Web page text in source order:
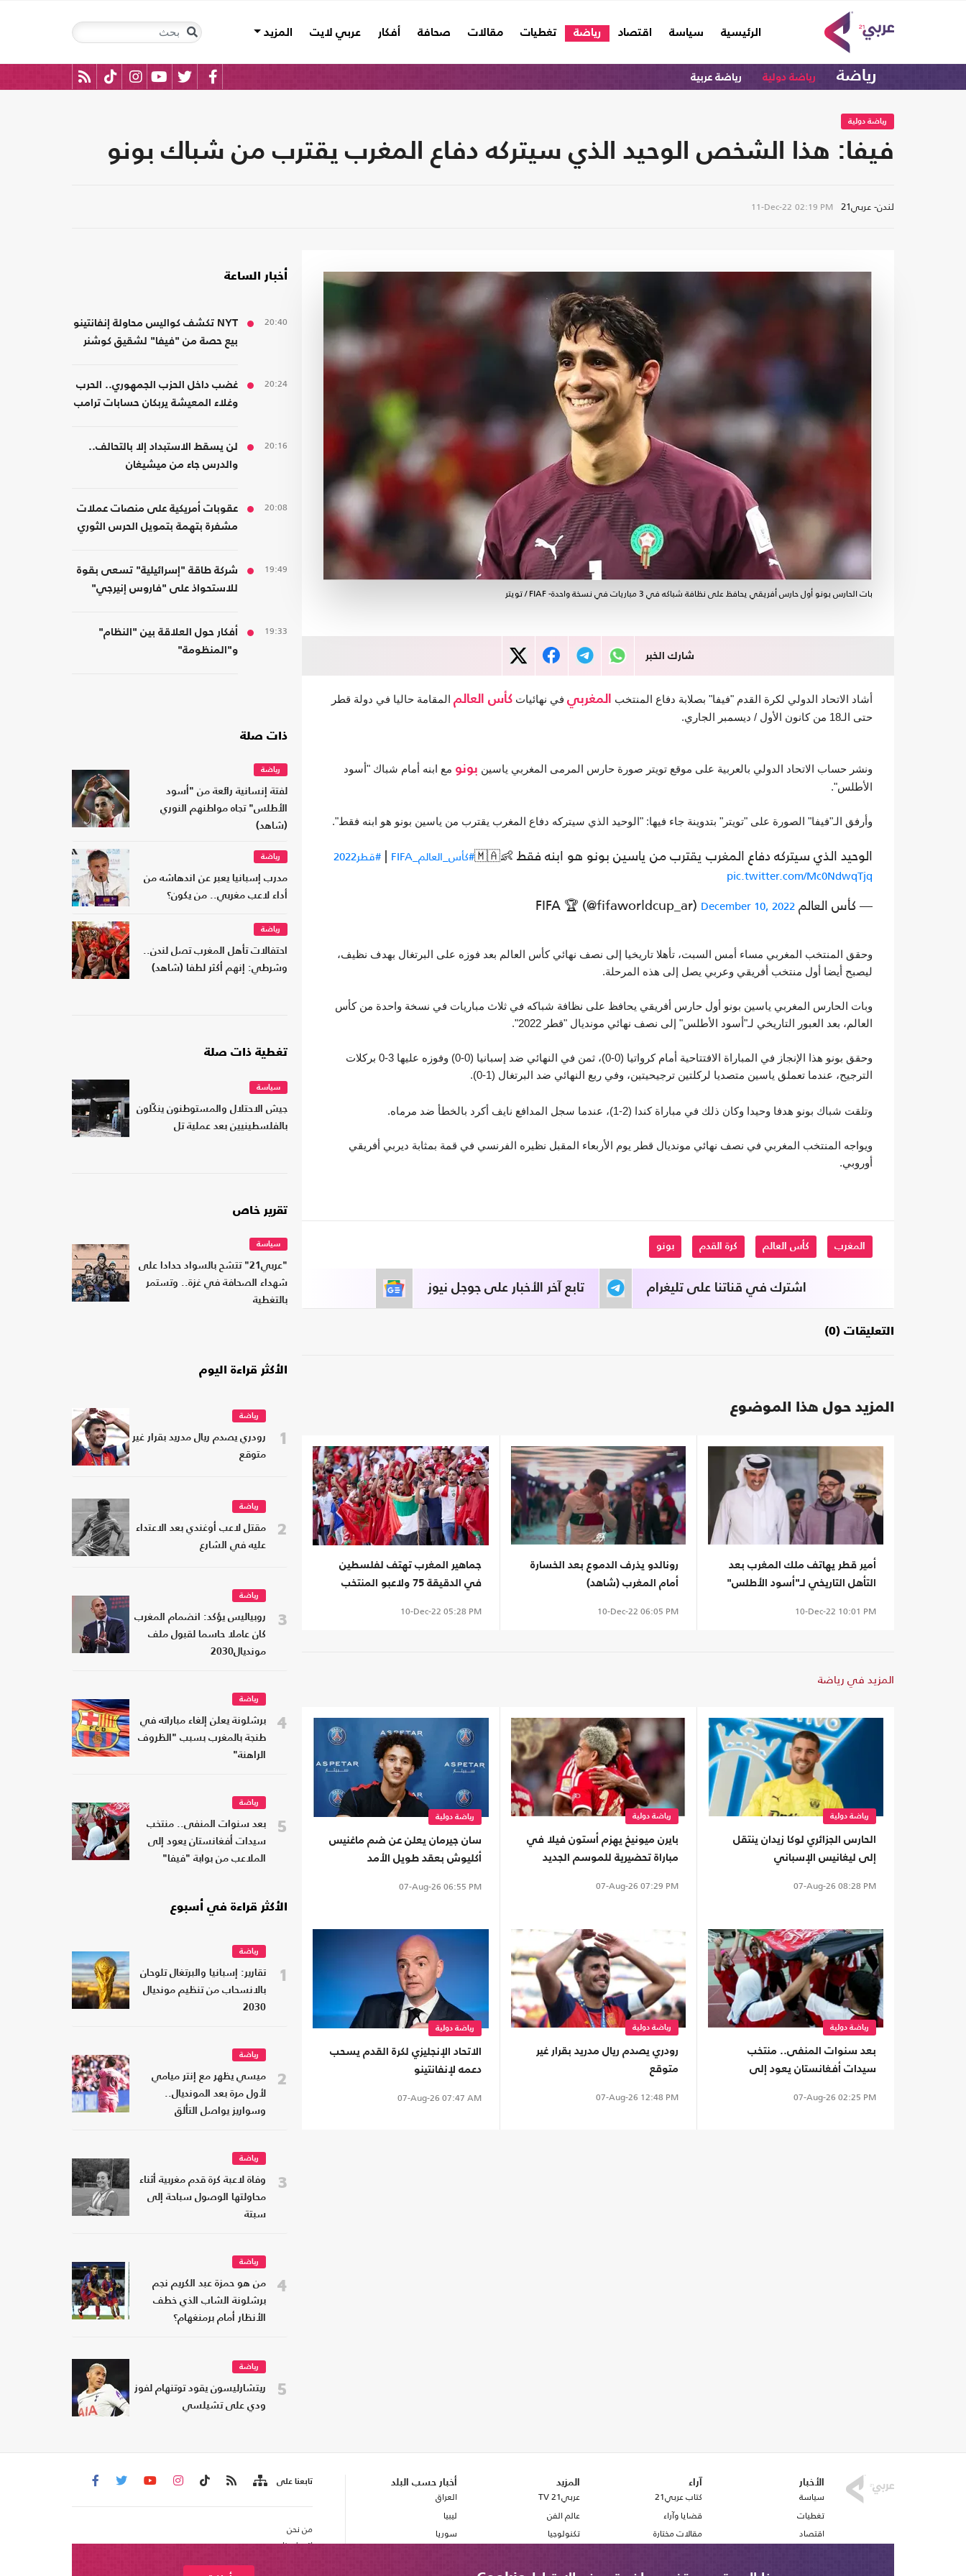
الرئيسية
(current) سياسة اقتصاد رياضة تغطيات مقالات صحافة أفكار عربي لايت المزيد
رياضة رياضة دولية رياضة عربية
رياضة دولية
فيفا: هذا الشخص الوحيد الذي سيتركه دفاع المغرب يقترب من شباك بونو
لندن- عربي21 11-Dec-22 02:19 PM
بات الحارس بونو أول حارس أفريقي يحافظ على نظافة شباكه في 3 مباريات في نسخة واحدة- FIAF / تويتر
شارك الخبر
أشاد الاتحاد الدولي لكرة القدم "فيفا" بصلابة دفاع المنتخب المغربي في نهائيات كأس العالم
حتى الـ18 من كانون الأول / ديسمبر الجاري.
ونشر حساب الاتحاد الدولي بالعربية على موقع تويتر صورة حارس المرمى المغربي ياسين بونو
الأطلس".
وأرفق الـ"فيفا" الصورة على "تويتر" بتدوينة جاء فيها: "الوحيد الذي سيتركه دفاع المغرب يقترب من ياسين بونو هو ابنه فقط".
الوحيد الذي سيتركه دفاع المغرب يقترب من ياسين بونو هو ابنه فقط 👶🇲🇦 #كأس_العالم_FIFA | #قطر2022
pic.twitter.com/Mc0NdwqTjq
— كأس العالم FIFA 🏆 (@fifaworldcup_ar) December 10, 2022
ليصبح أيضا أول منتخب أفريقي وعربي يصل إلى هذه المرحلة.
العالم، بعد العبور التاريخي لـ"أسود الأطلس" إلى نصف نهائي مونديال "قطر 2022".
الترجيح، عندما تعملق ياسين متصديا لركلتين ترجيحيتين، وفي ربع النهائي ضد البرتغال (1-0).
وتلقت شباك بونو هدفا وحيدا وكان ذلك في مباراة كندا (2-1)، عندما سجل المدافع نايف أكرد بالخطأ ضد مرماه.
أوروبي.
المغرب كأس العالم كرة القدم بونو
تابع آخر الأخبار على جوجل نيوز اشترك في قناتنا على تليغرام
التعليقات (0)
المزيد حول هذا الموضوع
أمير قطر يهاتف ملك المغرب بعد
التأهل التاريخي لـ"أسود الأطلس"
10-Dec-22 10:01 PM
رونالدو يذرف الدموع بعد الخسارة
أمام المغرب (شاهد)
10-Dec-22 06:05 PM
جماهير المغرب تهتف لفلسطين
في الدقيقة 75 ولاعبو المنتخب
10-Dec-22 05:28 PM
المزيد في رياضة
رياضة دولية
الحارس الجزائري لوكا زيدان ينتقل
إلى ليغانيس الإسباني
07-Aug-26 08:28 PM
رياضة دولية
بايرن ميونيخ يهزم أستون فيلا في
مباراة تحضيرية للموسم الجديد
07-Aug-26 07:29 PM
رياضة دولية
سان جيرمان يعلن عن ضم ماغنيس
أكليوش بعقد طويل الأمد
07-Aug-26 06:55 PM
رياضة دولية
بعد سنوات المنفى.. منتخب
سيدات أفغانستان يعود إلى
07-Aug-26 02:25 PM
رياضة دولية
رودري يصدم ريال مدريد بقرار غير
متوقع
07-Aug-26 12:48 PM
رياضة دولية
الاتحاد الإنجليزي لكرة القدم يسحب
دعمه لإنفانتينو
07-Aug-26 07:47 AM
أخبار الساعة
20:40
NYT تكشف كواليس محاولة إنفانتينو
بيع حصة من "فيفا" لشقيق كوشنر
20:24
غضب داخل الحزب الجمهوري.. الحرب
وغلاء المعيشة يربكان حسابات ترامب
20:16
لن يسقط الاستبداد إلا بالتحالف..
والدرس جاء من ميشيغان
20:08
عقوبات أمريكية على منصات عملات
مشفرة بتهمة بتمويل الحرس الثوري
19:49
شركة طاقة "إسرائيلية" تسعى بقوة
للاستحواذ على "فاروس إنيرجي"
19:33
أفكار حول العلاقة بين "النظام"
و"المنظومة"
ذات صلة
رياضة
لفتة إنسانية رائعة من "أسود
الأطلس" تجاه مواطنهم النوري
(شاهد)
رياضة
مدرب إسبانيا يعبر عن اندهاشه من
أداء لاعب مغربي.. من يكون؟
رياضة
احتفالات تأهل المغرب تصل لندن..
وشرطي: إنهم أكثر لطفا (شاهد)
تغطية ذات صلة
سياسة
جيش الاحتلال والمستوطنون ينكّلون
بالفلسطينيين بعد عملية تل
تقرير خاص
سياسة
"عربي21" تتشح بالسواد حدادا على
شهداء الصحافة في غزة.. وتستمر
بالتغطية
الأكثر قراءة اليوم
1
رياضة
رودري يصدم ريال مدريد بقرار غير
متوقع
2
رياضة
مقتل لاعب أوغندي بعد الاعتداء
عليه في الشارع
3
رياضة
روبياليس يؤكد: انضمام المغرب
كان عاملا حاسما لقبول ملف
مونديال2030
4
رياضة
برشلونة يعلن إلغاء مباراته في
طنجة بالمغرب بسبب "الظروف
الراهنة"
5
رياضة
بعد سنوات المنفى.. منتخب
سيدات أفغانستان يعود إلى
الملاعب من بوابة "فيفا"
الأكثر قراءة في أسبوع
1
رياضة
تقارير: إسبانيا والبرتغال تلوحان
بالانسحاب من تنظيم مونديال
2030
2
رياضة
ميسي يظهر مع إنتر ميامي
لأول مرة بعد المونديال..
وسواريز يواصل التألق
3
رياضة
وفاة لاعبة كرة قدم مغربية أثناء
محاولتها الوصول سباحة إلى
سبتة
4
رياضة
من هو حمزة عبد الكريم نجم
برشلونة الشاب الذي خطف
الأنظار أمام برمنغهام؟
5
رياضة
ريتشارليسون يقود توتنهام لفوز
ودي على تشيلسي
الأخبار
سياسة
تغطيات
اقتصاد
آراء
كتاب عربي21
قضايا وآراء
مقالات مختارة
استطلاع رأي
المزيد
عربي21 TV
عالم الفن
تكنولوجيا
أخبار حسب البلد
العراق
ليبيا
سوريا
تابعنا على
من نحن
اتصل بنا